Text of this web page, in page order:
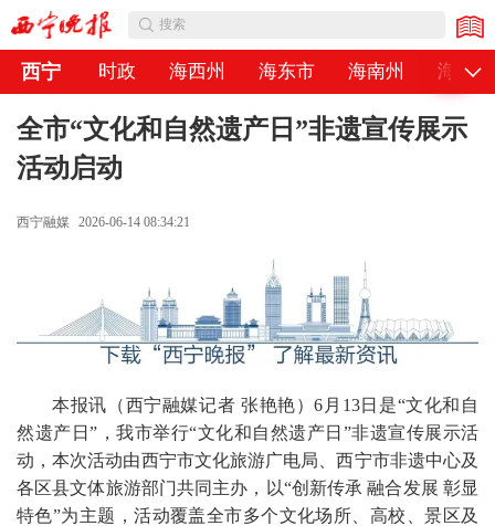
搜索
西宁 时政 海西州 海东市 海南州 海北州
公告
全市“文化和自然遗产日”非遗宣传展示
活动启动
西宁融媒 2026-06-14 08:34:21
本报讯（西宁融媒记者 张艳艳）6月13日是“文化和自
然遗产日”，我市举行“文化和自然遗产日”非遗宣传展示活
动，本次活动由西宁市文化旅游广电局、西宁市非遗中心及
各区县文体旅游部门共同主办，以“创新传承 融合发展 彰显
特色”为主题，活动覆盖全市多个文化场所、高校、景区及